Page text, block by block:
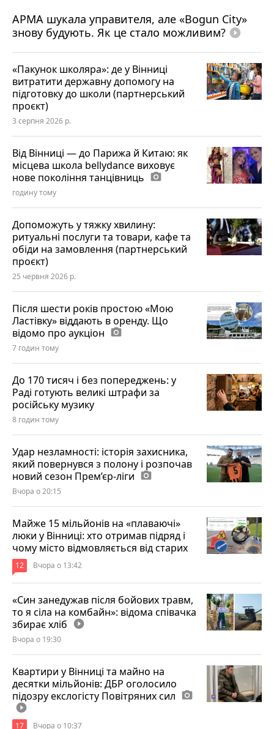
АРМА шукала управителя, але «Bogun City»
знову будують. Як це стало можливим? play_circle_filled
«Пакунок школяра»: де у Вінниці
витратити державну допомогу на
підготовку до школи (партнерський
проєкт)
3 серпня 2026 р.
Від Вінниці — до Парижа й Китаю: як
місцева школа bellydance виховує
нове покоління танцівниць photo_camera
годину тому
Допоможуть у тяжку хвилину:
ритуальні послуги та товари, кафе та
обіди на замовлення (партнерський
проєкт)
25 червня 2026 р.
Після шести років простою «Мою
Ластівку» віддають в оренду. Що
відомо про аукціон photo_camera
7 годин тому
До 170 тисяч і без попереджень: у
Раді готують великі штрафи за
російську музику
8 годин тому
Удар незламності: історія захисника,
який повернувся з полону і розпочав
новий сезон Прем’єр-ліги photo_camera
Вчора о 20:15
Майже 15 мільйонів на «плаваючі»
люки у Вінниці: хто отримав підряд і
чому місто відмовляється від старих
12 Вчора о 13:42
«Син занедужав після бойових травм,
то я сіла на комбайн»: відома співачка
збирає хліб play_circle_filled
Вчора о 19:30
Квартири у Вінниці та майно на
десятки мільйонів: ДБР оголосило
підозру екслогісту Повітряних сил photo_camera
play_circle_filled
17 Вчора о 10:37